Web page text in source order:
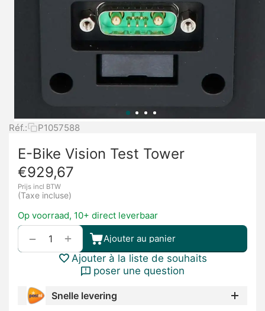
Réf.: P1057588
E-Bike Vision Test Tower
€929,67
Prijs incl BTW
(Taxe incluse)
Op voorraad, 10+ direct leverbaar
+
− Ajouter au panier
Ajouter à la liste de souhaits
poser une question
Snelle levering